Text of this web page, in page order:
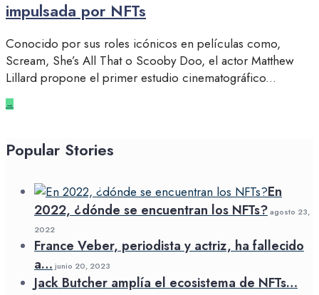
impulsada por NFTs
Conocido por sus roles icónicos en películas como,
Scream, She’s All That o Scooby Doo, el actor Matthew
Lillard propone el primer estudio cinematográfico...
→
Popular Stories
En
2022, ¿dónde se encuentran los NFTs?agosto 23,
2022
France Veber, periodista y actriz, ha fallecido
a… junio 20, 2023
Jack Butcher amplía el ecosistema de NFTs…